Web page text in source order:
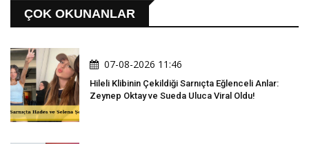
ÇOK OKUNANLAR
07-08-2026 11:46
Hileli Klibinin Çekildiği Sarnıçta Eğlenceli Anlar:
Zeynep Oktay ve Sueda Uluca Viral Oldu!